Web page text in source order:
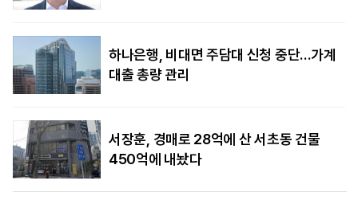
하나은행, 비대면 주담대 신청 중단…가계
대출 총량 관리
서장훈, 경매로 28억에 산 서초동 건물
450억에 내놨다